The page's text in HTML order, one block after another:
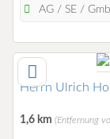
AG / SE /
Herrn Ulrich
1,6 km (Entfernung